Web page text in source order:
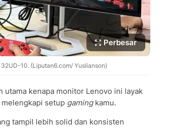
Perbesar
10. (Liputan6.com/ Yuslianson)
utama kenapa monitor Lenovo ini layak
setup gamingkamu.
tampil lebih solid dan konsisten